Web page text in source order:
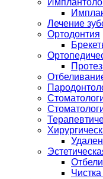
Лечение
Ортодонтия